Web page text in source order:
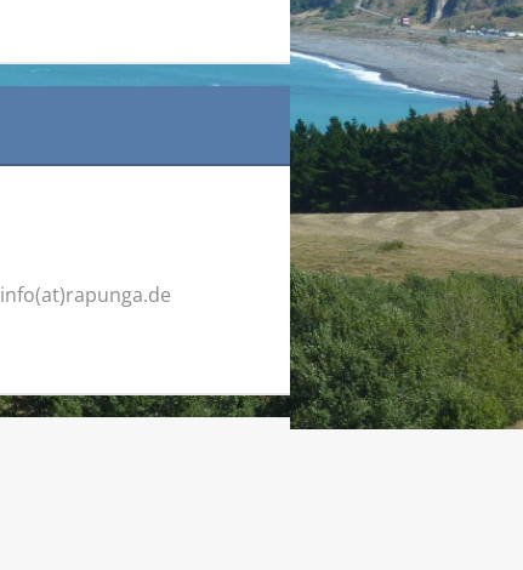
info(at)rapunga.de